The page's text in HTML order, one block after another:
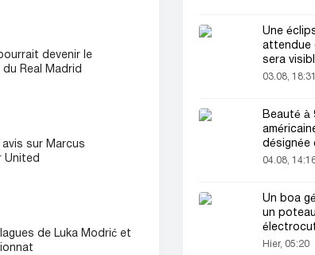
devenir le
Real Madrid
sur Marcus
United
de Luka Modrić et
Une
attendue
sera
03.08, 18:31
Beauté à
désignée
belle
04.08,
Un boa
un
Hier, 05:20